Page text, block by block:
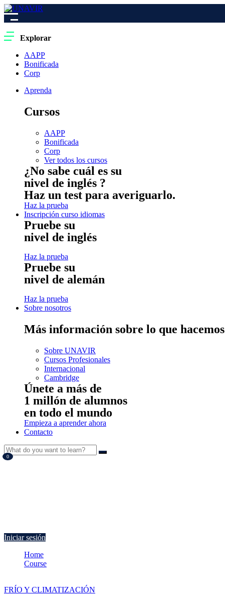
Explorar
AAPP
Bonificada
Corp
Aprenda
Cursos
AAPP
Bonificada
Corp
Ver todos los cursos
¿No sabe cuál es su
nivel de inglés ?
Haz un test para averiguarlo.
Haz la prueba
Inscripción curso idiomas
Pruebe su
nivel de inglés
Haz la prueba
Pruebe su
nivel de alemán
Haz la prueba
Sobre nosotros
Más información sobre lo que hacemos
Sobre UNAVIR
Cursos Profesionales
Internacional
Cambridge
Únete a más de
1 millón de alumnos
en todo el mundo
Empieza a aprender ahora
Contacto
0
Iniciar sesión
Home
Course
FRÍO Y CLIMATIZACIÓN